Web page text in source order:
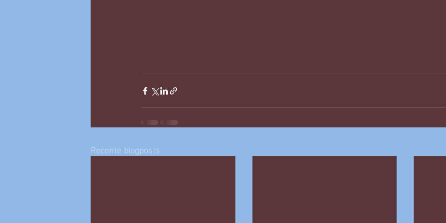
Recente blogposts